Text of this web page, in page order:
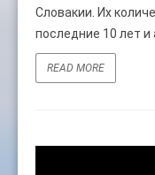
Словакии. Их
последние 10 лет и
READ MORE